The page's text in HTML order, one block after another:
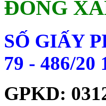
ĐÔNG
SỐ GIẤY
79 - 486/
GPKD: